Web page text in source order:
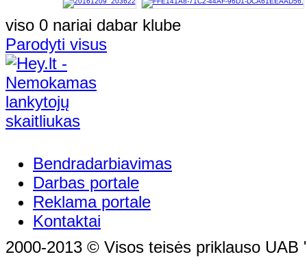
viso 0 nariai dabar klube
Parodyti visus
Bendradarbiavimas
Darbas portale
Reklama portale
Kontaktai
2000-2013 © Visos teisės priklauso UAB